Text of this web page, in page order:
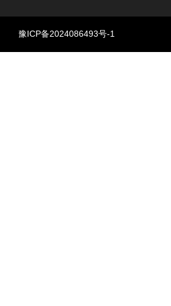
豫ICP备2024086493号-1